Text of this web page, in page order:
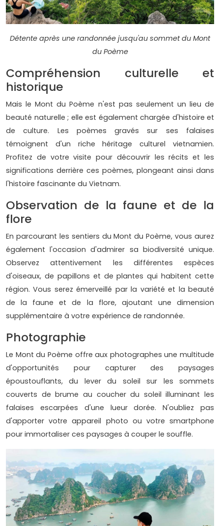
Détente après une randonnée jusqu'au sommet du Mont
du Poème
Compréhension culturelle et
historique
Mais le Mont du Poème n'est pas seulement un lieu de
beauté naturelle ; elle est également chargée d'histoire et
de culture. Les poèmes gravés sur ses falaises
témoignent d'un riche héritage culturel vietnamien.
Profitez de votre visite pour découvrir les récits et les
significations derrière ces poèmes, plongeant ainsi dans
l'histoire fascinante du Vietnam.
Observation de la faune et de la
flore
En parcourant les sentiers du Mont du Poème, vous aurez
également l'occasion d'admirer sa biodiversité unique.
Observez attentivement les différentes espèces
d'oiseaux, de papillons et de plantes qui habitent cette
région. Vous serez émerveillé par la variété et la beauté
de la faune et de la flore, ajoutant une dimension
supplémentaire à votre expérience de randonnée.
Photographie
Le Mont du Poème offre aux photographes une multitude
d'opportunités pour capturer des paysages
époustouflants, du lever du soleil sur les sommets
couverts de brume au coucher du soleil illuminant les
falaises escarpées d'une lueur dorée. N'oubliez pas
d'apporter votre appareil photo ou votre smartphone
pour immortaliser ces paysages à couper le souffle.